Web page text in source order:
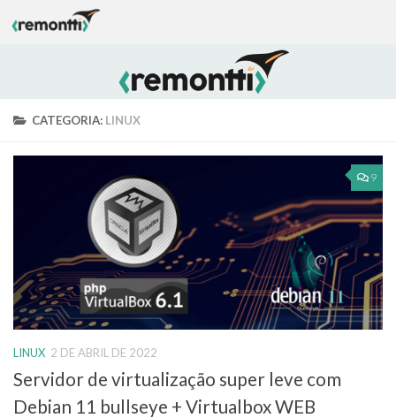
Skip to content
CATEGORIA: LINUX
9
LINUX 2 DE ABRIL DE 2022
Servidor de virtualização super leve com
Debian 11 bullseye + Virtualbox WEB